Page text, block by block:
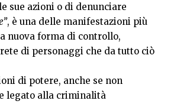
sue azioni o di denunciare
, è una delle manifestazioni più
nuova forma di controllo,
di personaggi che da tutto ciò
di potere, anche se non
legato alla criminalità